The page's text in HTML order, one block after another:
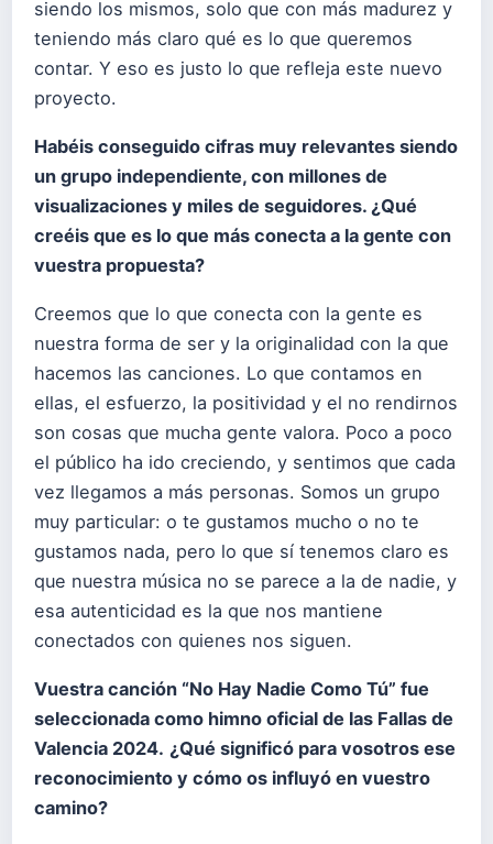
siendo los mismos, solo que con más madurez y
teniendo más claro qué es lo que queremos
contar. Y eso es justo lo que refleja este nuevo
proyecto.
Habéis conseguido cifras muy relevantes siendo
un grupo independiente, con millones de
visualizaciones y miles de seguidores. ¿Qué
creéis que es lo que más conecta a la gente con
vuestra propuesta?
Creemos que lo que conecta con la gente es
nuestra forma de ser y la originalidad con la que
hacemos las canciones. Lo que contamos en
ellas, el esfuerzo, la positividad y el no rendirnos
son cosas que mucha gente valora. Poco a poco
el público ha ido creciendo, y sentimos que cada
vez llegamos a más personas. Somos un grupo
muy particular: o te gustamos mucho o no te
gustamos nada, pero lo que sí tenemos claro es
que nuestra música no se parece a la de nadie, y
esa autenticidad es la que nos mantiene
conectados con quienes nos siguen.
Vuestra canción “No Hay Nadie Como Tú” fue
seleccionada como himno oficial de las Fallas de
Valencia 2024. ¿Qué significó para vosotros ese
reconocimiento y cómo os influyó en vuestro
camino?